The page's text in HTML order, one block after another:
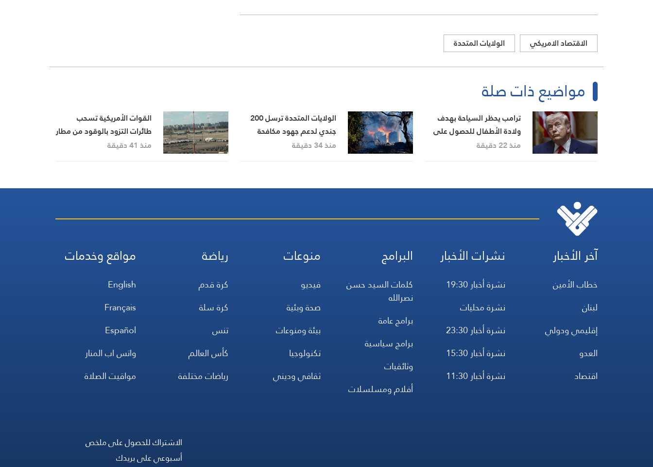
الاقتصاد الامريكي الولايات المتحدة
مواضيع ذات صلة
ترامب يحظر السياحة بهدف
ولادة الأطفال للحصول على
الجنسية في الولايات المتحدة
منذ 22 دقيقة
الولايات المتحدة ترسل 200
جندي لدعم جهود مكافحة
حرائق الغابات في الشمال
منذ 34 دقيقة
القوات الأمريكية تسحب
طائرات التزود بالوقود من مطار
بن غوريون
منذ 41 دقيقة
آخر الأخبار
خطاب الأمين
لبنان
إقليمي ودولي
العدو
اقتصاد
نشرات الأخبار
نشرة أخبار 19:30
نشرة محليات
نشرة أخبار 23:30
نشرة أخبار 15:30
نشرة أخبار 11:30
البرامج
كلمات السيد حسن
نصرالله
برامج عامة
برامج سياسية
وثائقيات
أفلام ومسلسلات
منوعات
فيديو
صحة وبئية
بيئة ومنوعات
تكنولوجيا
ثقافي وديني
رياضة
كرة قدم
كرة سلة
تنس
كأس العالم
رياضات مختلفة
مواقع وخدمات
English
Français
Español
واتس اب المنار
مواقيت الصلاة
الاشتراك للحصول على ملخص
أسبوعي على بريدك